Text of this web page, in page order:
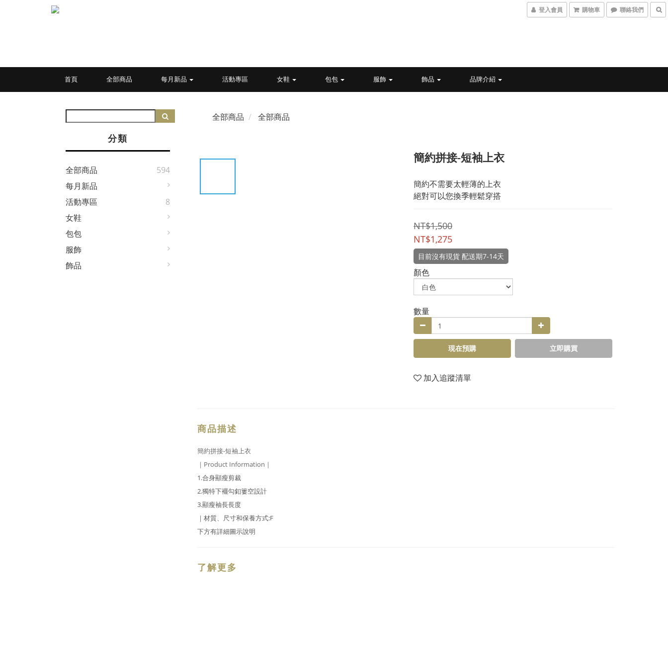
登入會員 購物車 聯絡我們
首頁 全部商品 每月新品 活動專區 女鞋 包包 服飾 飾品 品牌介紹
分類
全部商品
594
每月新品
活動專區
8
女鞋
包包
服飾
飾品
全部商品 全部商品
簡約拼接-短袖上衣
簡約不需要太輕薄的上衣
絕對可以您換季輕鬆穿搭
NT$1,500
NT$1,275
目前沒有現貨 配送期7-14天
顏色
數量
現在預購 立即購買
加入追蹤清單
商品描述
簡約拼接-短袖上衣
｜Product Information｜
1.合身顯瘦剪裁
2.獨特下襬勾釦簍空設計
3.顯瘦袖長長度
｜材質、尺寸和保養方式:F
下方有詳細圖示說明
了解更多